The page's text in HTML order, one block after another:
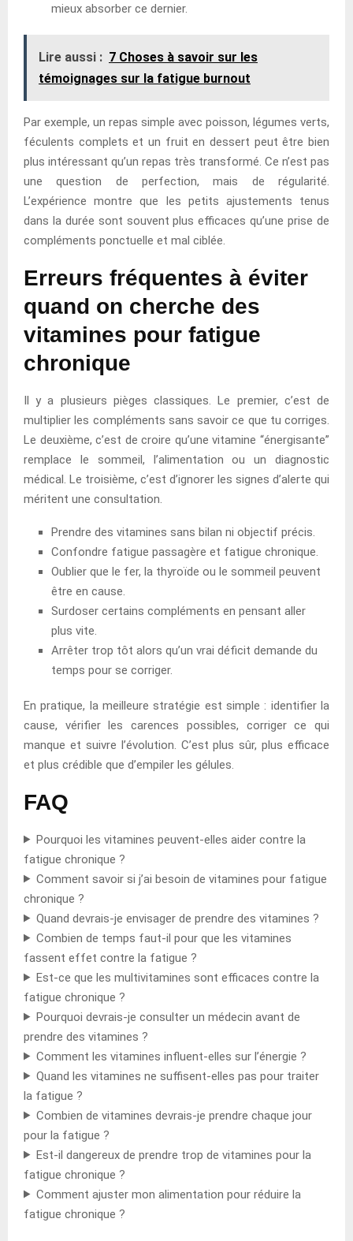
mieux absorber ce dernier.
Lire aussi : 7 Choses à savoir sur les
témoignages sur la fatigue burnout
Par exemple, un repas simple avec poisson, légumes verts,
féculents complets et un fruit en dessert peut être bien
plus intéressant qu’un repas très transformé. Ce n’est pas
une question de perfection, mais de régularité.
L’expérience montre que les petits ajustements tenus
dans la durée sont souvent plus efficaces qu’une prise de
compléments ponctuelle et mal ciblée.
Erreurs fréquentes à éviter
quand on cherche des
vitamines pour fatigue
chronique
Il y a plusieurs pièges classiques. Le premier, c’est de
multiplier les compléments sans savoir ce que tu corriges.
Le deuxième, c’est de croire qu’une vitamine “énergisante”
remplace le sommeil, l’alimentation ou un diagnostic
médical. Le troisième, c’est d’ignorer les signes d’alerte qui
méritent une consultation.
Prendre des vitamines sans bilan ni objectif précis.
Confondre fatigue passagère et fatigue chronique.
Oublier que le fer, la thyroïde ou le sommeil peuvent
être en cause.
Surdoser certains compléments en pensant aller
plus vite.
Arrêter trop tôt alors qu’un vrai déficit demande du
temps pour se corriger.
En pratique, la meilleure stratégie est simple : identifier la
cause, vérifier les carences possibles, corriger ce qui
manque et suivre l’évolution. C’est plus sûr, plus efficace
et plus crédible que d’empiler les gélules.
FAQ
Pourquoi les vitamines peuvent-elles aider contre la
fatigue chronique ?
Comment savoir si j’ai besoin de vitamines pour fatigue
chronique ?
Quand devrais-je envisager de prendre des vitamines ?
Combien de temps faut-il pour que les vitamines
fassent effet contre la fatigue ?
Est-ce que les multivitamines sont efficaces contre la
fatigue chronique ?
Pourquoi devrais-je consulter un médecin avant de
prendre des vitamines ?
Comment les vitamines influent-elles sur l’énergie ?
Quand les vitamines ne suffisent-elles pas pour traiter
la fatigue ?
Combien de vitamines devrais-je prendre chaque jour
pour la fatigue ?
Est-il dangereux de prendre trop de vitamines pour la
fatigue chronique ?
Comment ajuster mon alimentation pour réduire la
fatigue chronique ?